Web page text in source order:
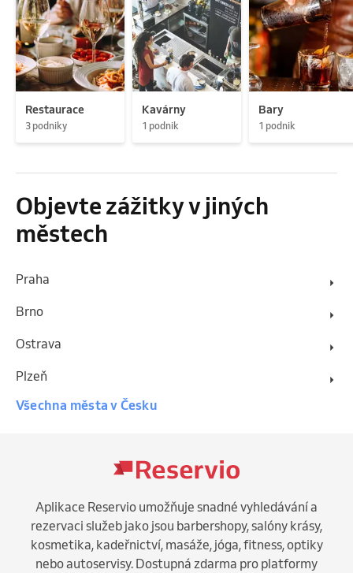
Restaurace
3 podniky
Kavárny
1 podnik
Bary
1 podnik
Objevte zážitky v jiných
městech
Praha
Brno
Ostrava
Plzeň
Všechna města v Česku
Aplikace Reservio umožňuje snadné vyhledávání a
rezervaci služeb jako jsou barbershopy, salóny krásy,
kosmetika, kadeřnictví, masáže, jóga, fitness, optiky
nebo autoservisy. Dostupná zdarma pro platformy